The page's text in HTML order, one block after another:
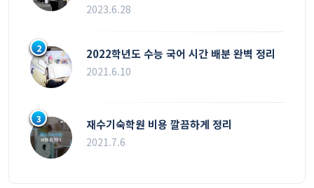
2023.6.28
2 2022학년도 수능 국어 시간 배분 완벽 정리
2021.6.10
3 재수기숙학원 비용 깔끔하게 정리
2021.7.6